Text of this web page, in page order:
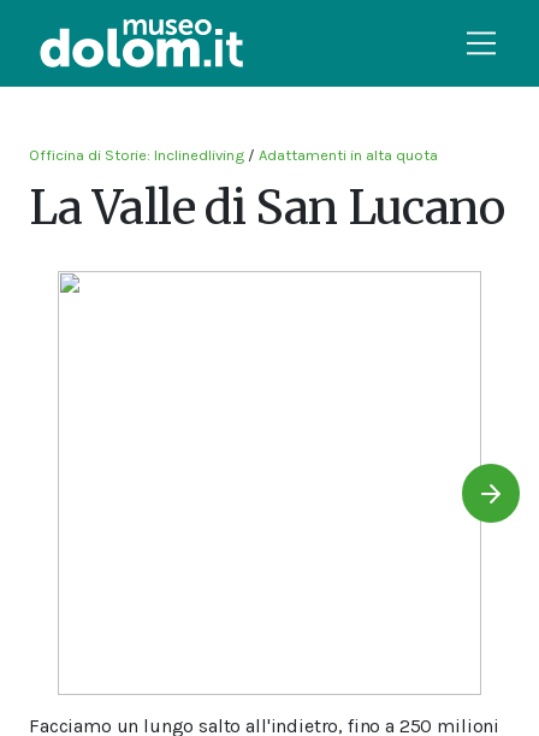
Officina di Storie: Inclinedliving / Adattamenti in alta quota
La Valle di San Lucano
Facciamo un lungo salto all'indietro, fino a 250 milioni